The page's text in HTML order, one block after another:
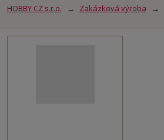
HOBBY CZ s.r.o. Zakázková výroba